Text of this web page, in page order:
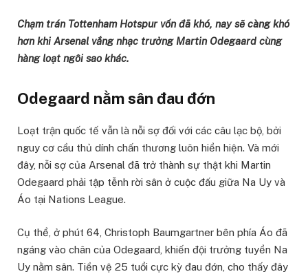
Chạm trán Tottenham Hotspur vốn đã khó, nay sẽ càng khó
hơn khi Arsenal vắng nhạc trưởng Martin Odegaard cùng
hàng loạt ngôi sao khác.
Odegaard nằm sân đau đớn
Loạt trận quốc tế vẫn là nỗi sợ đối với các câu lạc bộ, bởi
nguy cơ cầu thủ dính chấn thương luôn hiển hiện. Và mới
đây, nỗi sợ của Arsenal đã trở thành sự thật khi Martin
Odegaard phải tập tễnh rời sân ở cuộc đấu giữa Na Uy và
Áo tại Nations League.
Cụ thể, ở phút 64, Christoph Baumgartner bên phía Áo đã
ngáng vào chân của Odegaard, khiến đội trưởng tuyển Na
Uy nằm sân. Tiền vệ 25 tuổi cực kỳ đau đớn, cho thấy đây